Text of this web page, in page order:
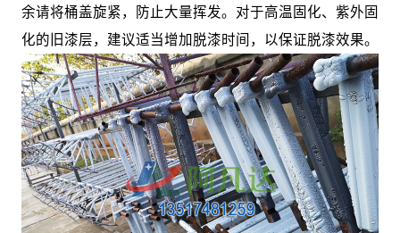
余请将桶盖旋紧，防止大量挥发。对于高温固化、紫外固
化的旧漆层，建议适当增加脱漆时间，以保证脱漆效果。